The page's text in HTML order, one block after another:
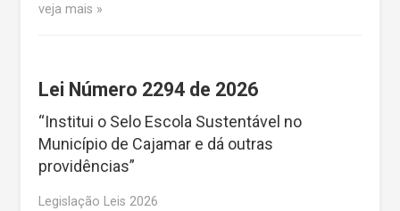
veja mais
Lei Número 2294 de 2026
“Institui o Selo Escola Sustentável no
Município de Cajamar e dá outras
providências”
Legislação Leis 2026